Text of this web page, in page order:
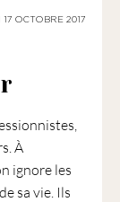
17 OCTOBRE 2017
À
ignore les
sa vie. Ils